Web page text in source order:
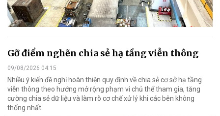
Gỡ điểm nghẽn chia sẻ hạ tầng viễn thông
09/08/2026 04:15
Nhiều ý kiến đề nghị hoàn thiện quy định về chia sẻ cơ sở hạ tầng
viễn thông theo hướng mở rộng phạm vi chủ thể tham gia, tăng
cường chia sẻ dữ liệu và làm rõ cơ chế xử lý khi các bên không
thống nhất.